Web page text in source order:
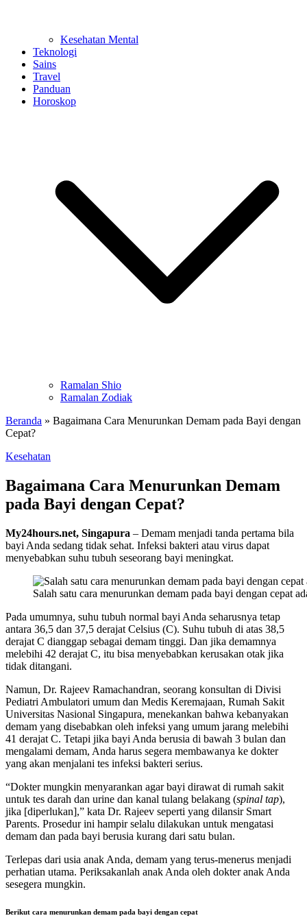
Kesehatan Mental
Teknologi
Sains
Travel
Panduan
Horoskop
Ramalan Shio
Ramalan Zodiak
Beranda » Bagaimana Cara Menurunkan Demam pada Bayi dengan
Cepat?
Kesehatan
Bagaimana Cara Menurunkan Demam
pada Bayi dengan Cepat?
My24hours.net, Singapura – Demam menjadi tanda pertama bila
bayi Anda sedang tidak sehat. Infeksi bakteri atau virus dapat
menyebabkan suhu tubuh seseorang bayi meningkat.
Salah satu cara menurunkan demam pada bayi dengan cepat
Pada umumnya, suhu tubuh normal bayi Anda seharusnya tetap
antara 36,5 dan 37,5 derajat Celsius (C). Suhu tubuh di atas 38,5
derajat C dianggap sebagai demam tinggi. Dan jika demamnya
melebihi 42 derajat C, itu bisa menyebabkan kerusakan otak jika
tidak ditangani.
Namun, Dr. Rajeev Ramachandran, seorang konsultan di Divisi
Pediatri Ambulatori umum dan Medis Keremajaan, Rumah Sakit
Universitas Nasional Singapura, menekankan bahwa kebanyakan
demam yang disebabkan oleh infeksi yang umum jarang melebihi
41 derajat C. Tetapi jika bayi Anda berusia di bawah 3 bulan dan
mengalami demam, Anda harus segera membawanya ke dokter
yang akan menjalani tes infeksi bakteri serius.
“Dokter mungkin menyarankan agar bayi dirawat di rumah sakit
untuk tes darah dan urine dan kanal tulang belakang (spinal tap),
jika [diperlukan],” kata Dr. Rajeev seperti yang dilansir Smart
Parents. Prosedur ini hampir selalu dilakukan untuk mengatasi
demam dan pada bayi berusia kurang dari satu bulan.
Terlepas dari usia anak Anda, demam yang terus-menerus menjadi
perhatian utama. Periksakanlah anak Anda oleh dokter anak Anda
sesegera mungkin.
Berikut cara menurunkan demam pada bayi dengan cepat